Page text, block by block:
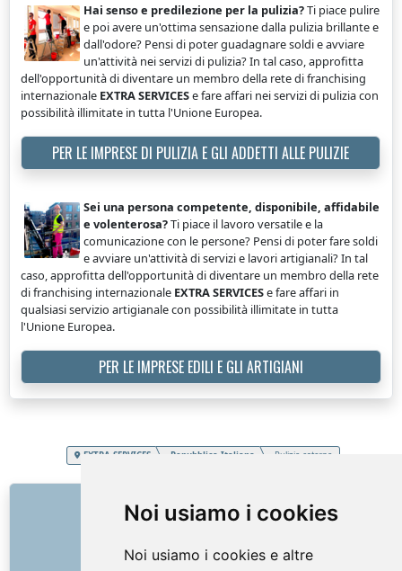
Noi usiamo i cookies
Noi usiamo i cookies e altre
Hai senso e predilezione per la pulizia?Ti piace pulire
e poi avere un'ottima sensazione dalla pulizia brillante e
dall'odore? Pensi di poter guadagnare soldi e avviare
un'attività nei servizi di pulizia? In tal caso, approfitta
dell'opportunità di diventare un membro della rete di franchising
internazionale EXTRA SERVICESe fare affari nei servizi di pulizia con
possibilità illimitate in tutta l'Unione Europea.
PER LE IMPRESE DI PULIZIA E GLI ADDETTI ALLE PULIZIE
Sei una persona competente, disponibile, affidabile
e volenterosa?Ti piace il lavoro versatile e la
comunicazione con le persone? Pensi di poter fare soldi
e avviare un'attività di servizi e lavori artigianali? In tal
caso, approfitta dell'opportunità di diventare un membro della rete
di franchising internazionale EXTRA SERVICESe fare affari in
qualsiasi servizio artigianale con possibilità illimitate in tutta
l'Unione Europea.
PER LE IMPRESE EDILI E GLI ARTIGIANI
EXTRA SERVICES Repubblica Italiana Pulizia esterna
COLLEGAMENTI
Come è iniziato tutto